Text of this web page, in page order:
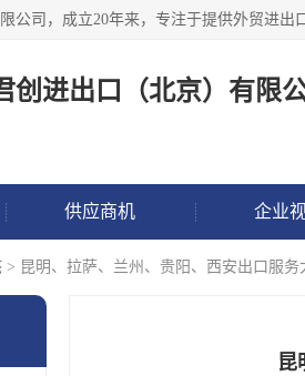
创进出口（北京）有限
供应商机 企业
> 昆明、拉萨、兰州、贵阳、西安出口服
昆